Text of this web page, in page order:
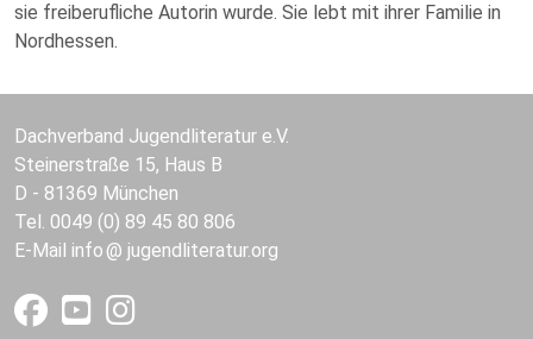
sie freiberufliche Autorin wurde. Sie lebt mit ihrer Familie in
Nordhessen.
Dachverband Jugendliteratur e.V.
Steinerstraße 15, Haus B
D - 81369 München
Tel. 0049 (0) 89 45 80 806
E-Mail info jugendliteratur.org